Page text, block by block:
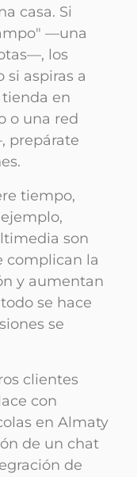
casa. Si
—una
los
si aspiras a
en
o una red
prepárate
tiempo,
son
complican la
y aumentan
se hace
se
clientes
con
en Almaty
de un chat
de